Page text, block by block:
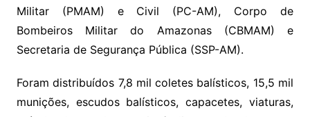
Militar (PMAM) e Civil (PC-AM), Corpo de
Bombeiros Militar do Amazonas (CBMAM) e
Secretaria de Segurança Pública (SSP-AM).
Foram distribuídos 7,8 mil coletes balísticos, 15,5 mil
munições, escudos balísticos, capacetes, viaturas,